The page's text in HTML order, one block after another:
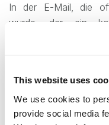
This website uses
We use cookies to
provide social media
In der E-Mail, die
wurde, der ein
missbraucht hatte,
dass IA, selbst
die gebotene Sorgfalt
zu rotieren, die in
wurden. Wie diese